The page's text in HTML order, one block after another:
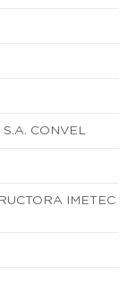
CONVEL
IMETEC